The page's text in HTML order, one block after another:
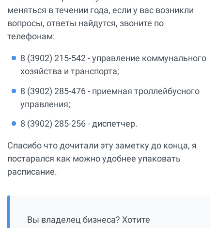
меняться в течении года, если у вас возникли
вопросы, ответы найдутся, звоните по
телефонам:
8 (3902) 215-542 - управление коммунального
хозяйства и транспорта;
8 (3902) 285-476 - приемная троллейбусного
управления;
8 (3902) 285-256 - диспетчер.
Спасибо что дочитали эту заметку до конца, я
постарался как можно удобнее упаковать
расписание.
Вы владелец бизнеса? Хотите